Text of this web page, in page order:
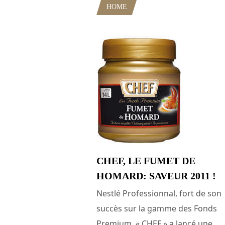
HOME
CHEF, LE FUMET DE
HOMARD: SAVEUR 2011 !
Nestlé Professionnal, fort de son
succès sur la gamme des Fonds